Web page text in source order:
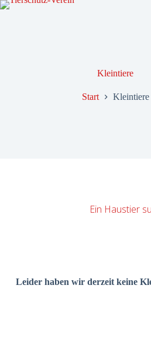
Zum
Kleintiere
Start Kleintiere
Ein Haustier
Leider haben wir derzeit keine